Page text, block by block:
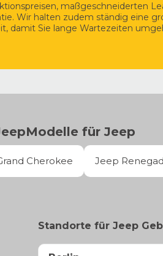
maßgeschneiderten
Wir halten zudem ständig eine
damit Sie lange Wartezeiten
Modelle für Jeep
Cherokee Jeep
Standorte für Jeep